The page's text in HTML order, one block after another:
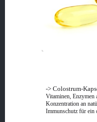
-> Colostrum-
Vitaminen, Enzymen
Konzentration an
Immunschutz für ein